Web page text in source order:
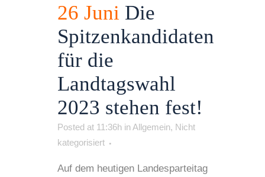
26 Juni Die
Spitzenkandidaten
für die
Landtagswahl
2023 stehen fest!
Posted at 11:36h inAllgemein, Nicht
kategorisiert
Auf dem heutigen Landesparteitag